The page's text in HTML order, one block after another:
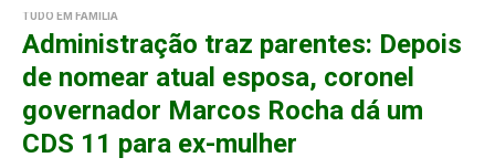
TUDO EM FAMÍLIA
Administração traz parentes: Depois
de nomear atual esposa, coronel
governador Marcos Rocha dá um
CDS 11 para ex-mulher